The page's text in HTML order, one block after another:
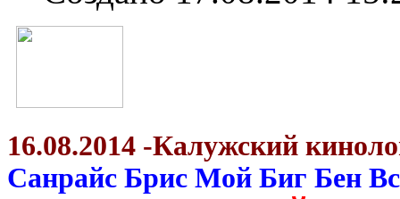
16.08.2014 -Калужский
Санрайс Брис Мой Биг Бен